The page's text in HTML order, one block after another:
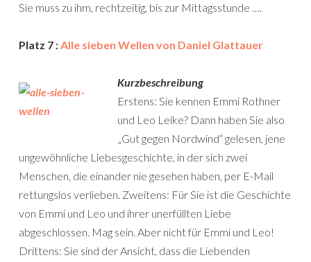
Sie muss zu ihm, rechtzeitig, bis zur Mittagsstunde ….
Platz 7 :Alle sieben Wellen von Daniel Glattauer
Kurzbeschreibung
Erstens: Sie kennen Emmi Rothner
und Leo Leike? Dann haben Sie also
„Gut gegen Nordwind“ gelesen, jene
ungewöhnliche Liebesgeschichte, in der sich zwei
Menschen, die einander nie gesehen haben, per E-Mail
rettungslos verlieben. Zweitens: Für Sie ist die Geschichte
von Emmi und Leo und ihrer unerfüllten Liebe
abgeschlossen. Mag sein. Aber nicht für Emmi und Leo!
Drittens: Sie sind der Ansicht, dass die Liebenden